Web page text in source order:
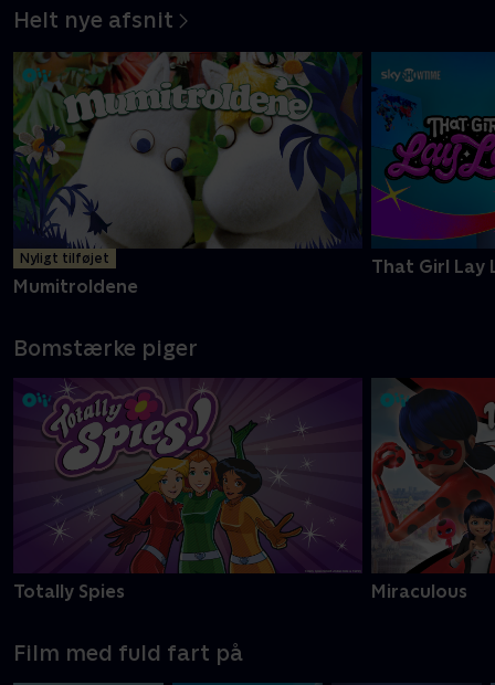
Helt nye afsnit
Nyligt tilføjet
Mumitroldene
That Girl Lay
Bomstærke piger
Totally Spies Miraculous
Film med fuld fart på